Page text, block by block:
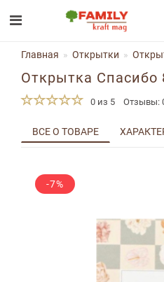
Главная Открытки
Открытка Спасибо
0 из 5 Отзывы:
ВСЕ О ТОВАРЕ
-7%